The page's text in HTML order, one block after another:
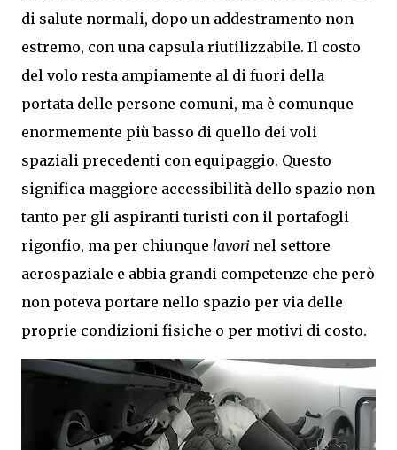
di salute normali, dopo un addestramento non
estremo, con una capsula riutilizzabile. Il costo
del volo resta ampiamente al di fuori della
portata delle persone comuni, ma è comunque
enormemente più basso di quello dei voli
spaziali precedenti con equipaggio. Questo
significa maggiore accessibilità dello spazio non
tanto per gli aspiranti turisti con il portafogli
rigonfio, ma per chiunque lavori nel settore
aerospaziale e abbia grandi competenze che però
non poteva portare nello spazio per via delle
proprie condizioni fisiche o per motivi di costo.